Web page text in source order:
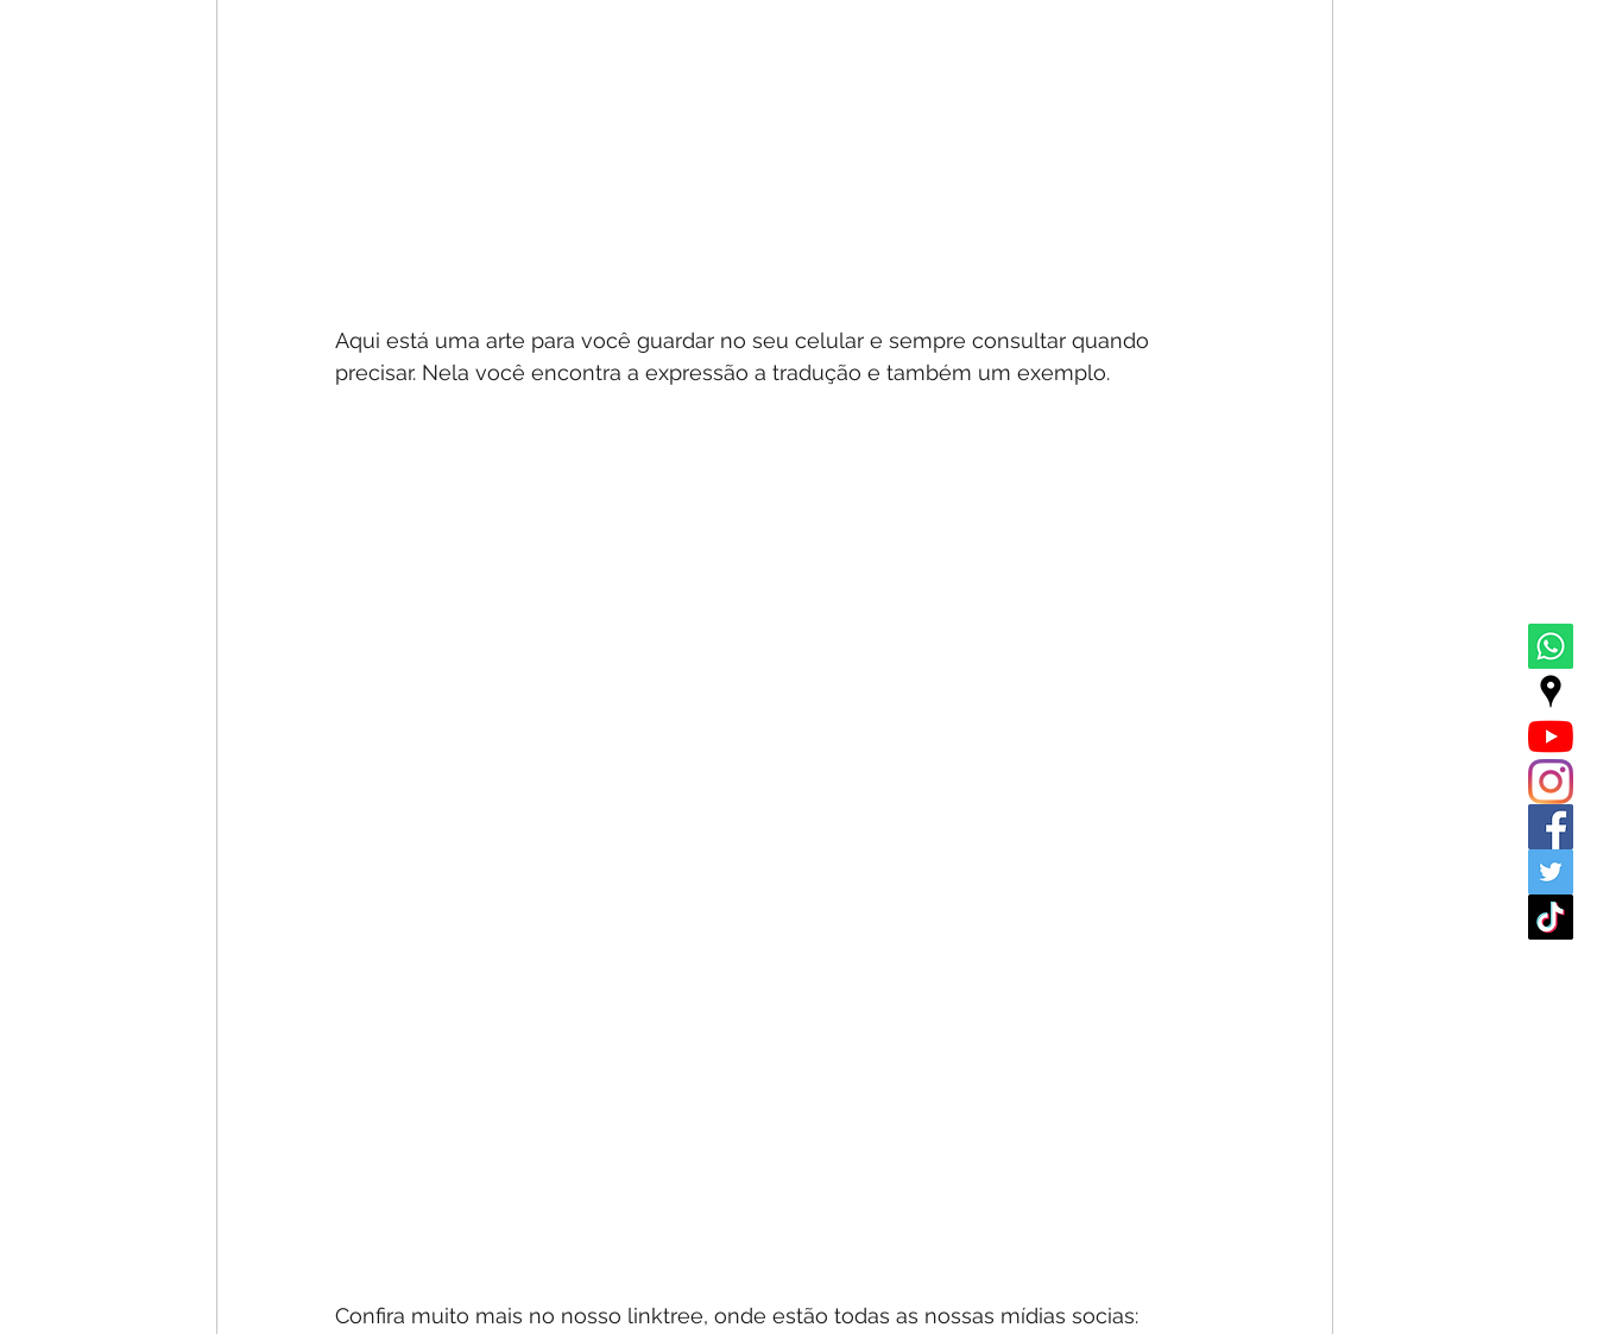
Aqui está uma arte para você guardar no seu celular e sempre consultar quando
precisar. Nela você encontra a expressão a tradução e também um exemplo.
Confira muito mais no nosso linktree, onde estão todas as nossas mídias socias: